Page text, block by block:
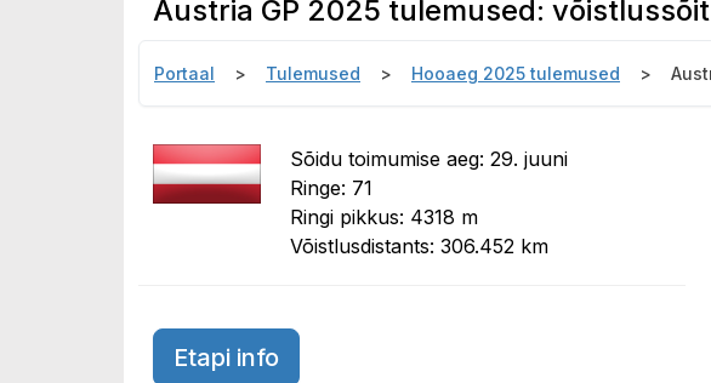
Austria GP 2025 tulemused:
Portaal Tulemused Hooaeg 2025 tulemused
Sõidu toimumise aeg: 29. juuni
Ringe: 71
Ringi pikkus: 4318 m
Võistlusdistants: 306.452 km
Etapi infoAustria GP 2025